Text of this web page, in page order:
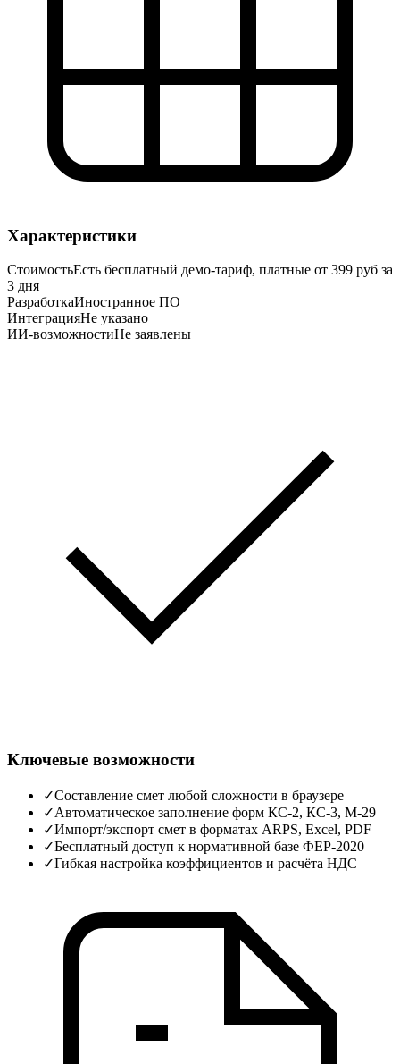
Характеристики
СтоимостьЕсть бесплатный демо‑тариф, платные от 399 руб за
3 дня
РазработкаИностранное ПО
ИнтеграцияНе указано
ИИ-возможностиНе заявлены
Ключевые возможности
✓Составление смет любой сложности в браузере
✓Автоматическое заполнение форм КС‑2, КС‑3, М‑29
✓Импорт/экспорт смет в форматах ARPS, Excel, PDF
✓Бесплатный доступ к нормативной базе ФЕР‑2020
✓Гибкая настройка коэффициентов и расчёта НДС